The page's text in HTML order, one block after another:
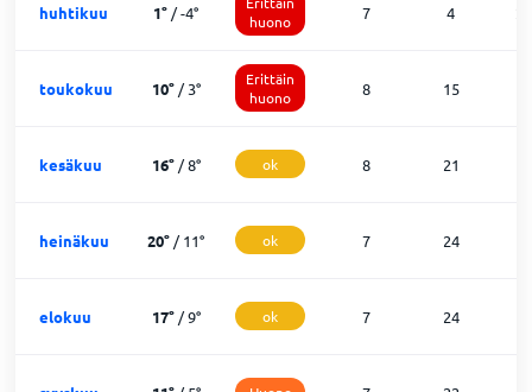
huhtikuu 1° /-4°
huono
7 4
toukokuu 10°/3°
Erittäin
huono
8 15
kesäkuu 16°/8° ok 8 21
heinäkuu 20° /11° ok 7 24
elokuu 17°/9° ok 7 24